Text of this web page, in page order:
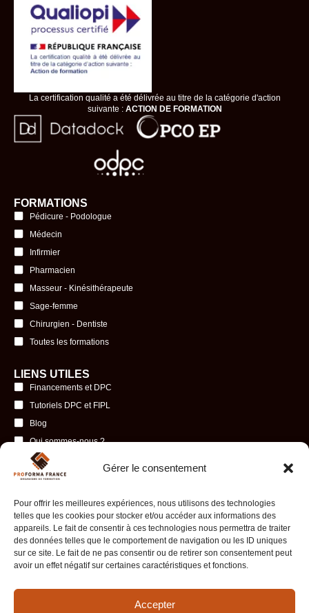
Gérer le consentement
Pour offrir les meilleures expériences, nous utilisons des technologies
telles que les cookies pour stocker et/ou accéder aux informations des
appareils. Le fait de consentir à ces technologies nous permettra de traiter
des données telles que le comportement de navigation ou les ID uniques
sur ce site. Le fait de ne pas consentir ou de retirer son consentement peut
avoir un effet négatif sur certaines caractéristiques et fonctions.
Accepter
La certification qualité a été délivrée au titre de la catégorie d'action
suivante : ACTION DE FORMATION
FORMATIONS
Pédicure - Podologue
Médecin
Infirmier
Pharmacien
Masseur - Kinésithérapeute
Sage-femme
Chirurgien - Dentiste
Toutes les formations
LIENS UTILES
Financements et DPC
Tutoriels DPC et FIPL
Blog
Qui sommes-nous ?
Se faire rappeler
Prendre rendez-vous
Mentions légales
INFORMATIONS ET CONTACT
11 Rue Petit Chantier, 13007 Marseille